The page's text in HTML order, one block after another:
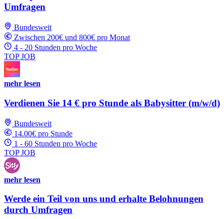
Umfragen
Bundesweit
Zwischen 200€ und 800€ pro Monat
4 - 20 Stunden pro Woche
TOP JOB
mehr lesen
Verdienen Sie 14 € pro Stunde als Babysitter (m/w/d)
Bundesweit
14.00€ pro Stunde
1 - 60 Stunden pro Woche
TOP JOB
mehr lesen
Werde ein Teil von uns und erhalte Belohnungen
durch Umfragen